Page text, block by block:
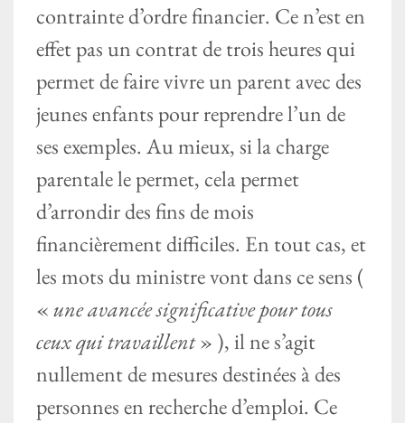
contrainte d’ordre financier. Ce n’est en
effet pas un contrat de trois heures qui
permet de faire vivre un parent avec des
jeunes enfants pour reprendre l’un de
ses exemples. Au mieux, si la charge
parentale le permet, cela permet
d’arrondir des fins de mois
financièrement difficiles. En tout cas, et
les mots du ministre vont dans ce sens (
«une avancée significative pour tous
ceux qui travaillent» ), il ne s’agit
nullement de mesures destinées à des
personnes en recherche d’emploi. Ce